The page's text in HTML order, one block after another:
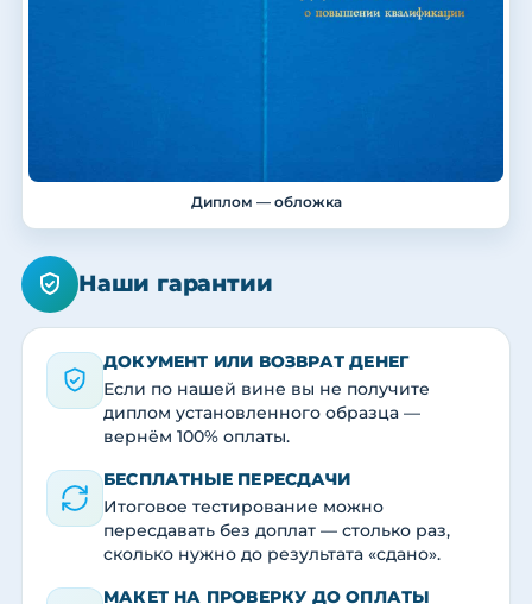
Диплом — обложка
Наши гарантии
ДОКУМЕНТ ИЛИ ВОЗВРАТ ДЕНЕГ
Если по нашей вине вы не получите
диплом установленного образца —
вернём 100% оплаты.
БЕСПЛАТНЫЕ ПЕРЕСДАЧИ
Итоговое тестирование можно
пересдавать без доплат — столько раз,
сколько нужно до результата «сдано».
МАКЕТ НА ПРОВЕРКУ ДО ОПЛАТЫ